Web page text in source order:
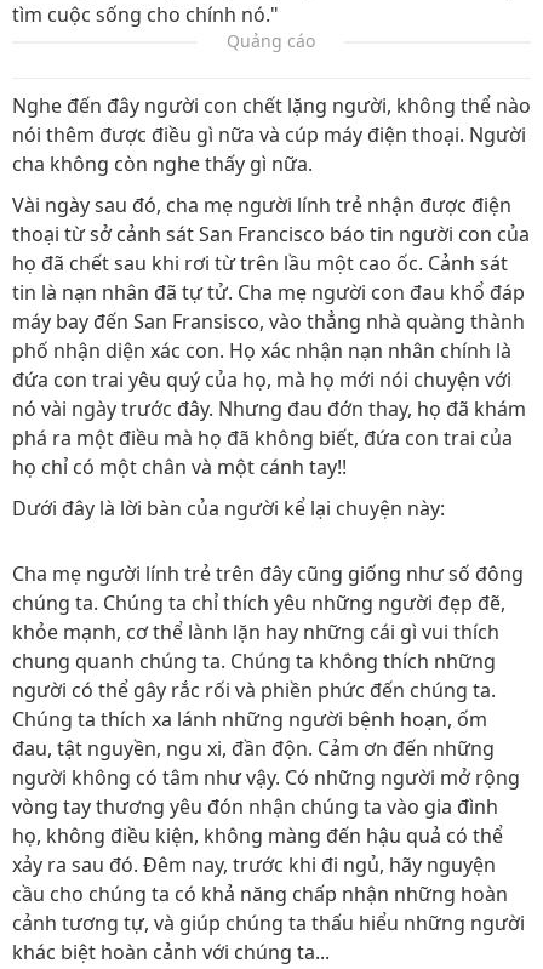
tìm cuộc sống cho chính nó."
Quảng cáo
Nghe đến đây người con chết lặng người, không thể nào
nói thêm được điều gì nữa và cúp máy điện thoại. Người
cha không còn nghe thấy gì nữa.
Vài ngày sau đó, cha mẹ người lính trẻ nhận được điện
thoại từ sở cảnh sát San Francisco báo tin người con của
họ đã chết sau khi rơi từ trên lầu một cao ốc. Cảnh sát
tin là nạn nhân đã tự tử. Cha mẹ người con đau khổ đáp
máy bay đến San Fransisco, vào thẳng nhà quàng thành
phố nhận diện xác con. Họ xác nhận nạn nhân chính là
đứa con trai yêu quý của họ, mà họ mới nói chuyện với
nó vài ngày trước đây. Nhưng đau đớn thay, họ đã khám
phá ra một điều mà họ đã không biết, đứa con trai của
họ chỉ có một chân và một cánh tay!!
Dưới đây là lời bàn của người kể lại chuyện này:
Cha mẹ người lính trẻ trên đây cũng giống như số đông
chúng ta. Chúng ta chỉ thích yêu những người đẹp đẽ,
khỏe mạnh, cơ thể lành lặn hay những cái gì vui thích
chung quanh chúng ta. Chúng ta không thích những
người có thể gây rắc rối và phiền phức đến chúng ta.
Chúng ta thích xa lánh những người bệnh hoạn, ốm
đau, tật nguyền, ngu xi, đần độn. Cảm ơn đến những
người không có tâm như vậy. Có những người mở rộng
vòng tay thương yêu đón nhận chúng ta vào gia đình
họ, không điều kiện, không màng đến hậu quả có thể
xảy ra sau đó. Ðêm nay, trước khi đi ngủ, hãy nguyện
cầu cho chúng ta có khả năng chấp nhận những hoàn
cảnh tương tự, và giúp chúng ta thấu hiểu những người
khác biệt hoàn cảnh với chúng ta...